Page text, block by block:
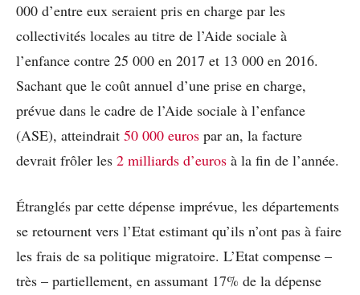
000 d’entre eux seraient pris en charge par les
collectivités locales au titre de l’Aide sociale à
l’enfance contre 25 000 en 2017 et 13 000 en 2016.
Sachant que le coût annuel d’une prise en charge,
prévue dans le cadre de l’Aide sociale à l’enfance
(ASE), atteindrait 50 000 euros par an, la facture
devrait frôler les 2 milliards d’euros à la fin de l’année.
Étranglés par cette dépense imprévue, les départements
se retournent vers l’Etat estimant qu’ils n’ont pas à faire
les frais de sa politique migratoire. L’Etat compense –
très – partiellement, en assumant 17% de la dépense